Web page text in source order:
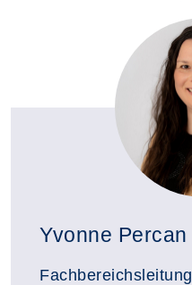
Yvonne Percan
Fachbereichsleitung